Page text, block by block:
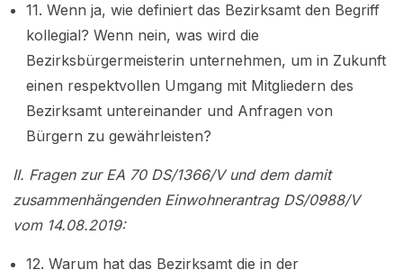
11. Wenn ja, wie definiert das Bezirksamt den Begriff
kollegial? Wenn nein, was wird die
Bezirksbürgermeisterin unternehmen, um in Zukunft
einen respektvollen Umgang mit Mitgliedern des
Bezirksamt untereinander und Anfragen von
Bürgern zu gewährleisten?
II. Fragen zur EA 70 DS/1366/V und dem damit
zusammenhängenden Einwohnerantrag DS/0988/V
vom 14.08.2019:
12. Warum hat das Bezirksamt die in der